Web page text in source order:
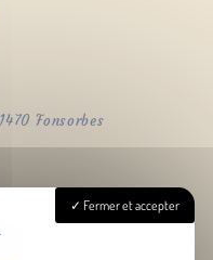
Fonsorbes
- 18h
Fermer et accepter